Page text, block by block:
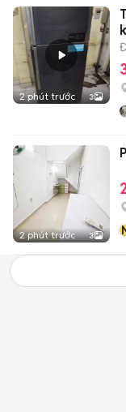
2 phút trước 3
2 phút trước 3